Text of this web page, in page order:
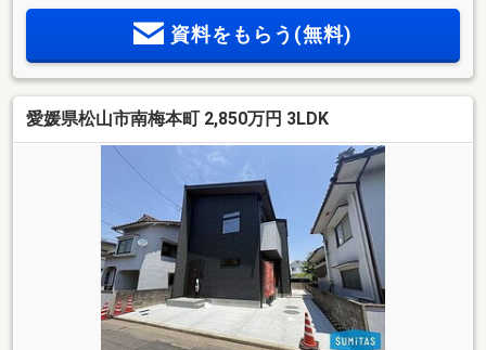
資料をもらう(無料)
愛媛県松山市南梅本町 2,850万円 3LDK